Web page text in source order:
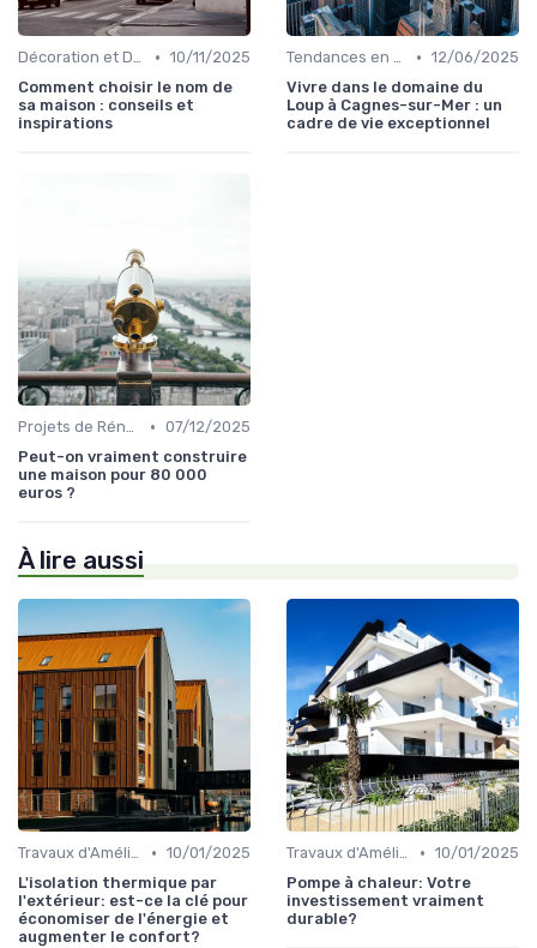
Décoration et Design d'Intérieur • 10/11/2025
Comment choisir le nom de
sa maison : conseils et
inspirations
Tendances en Aménagement Domestique • 12/06/2025
Vivre dans le domaine du
Loup à Cagnes-sur-Mer : un
cadre de vie exceptionnel
Projets de Rénovation • 07/12/2025
Peut-on vraiment construire
une maison pour 80 000
euros ?
À lire aussi
Travaux d'Amélioration Énergétique • 10/01/2025
L'isolation thermique par
l'extérieur: est-ce la clé pour
économiser de l'énergie et
augmenter le confort?
Travaux d'Amélioration Énergétique • 10/01/2025
Pompe à chaleur: Votre
investissement vraiment
durable?